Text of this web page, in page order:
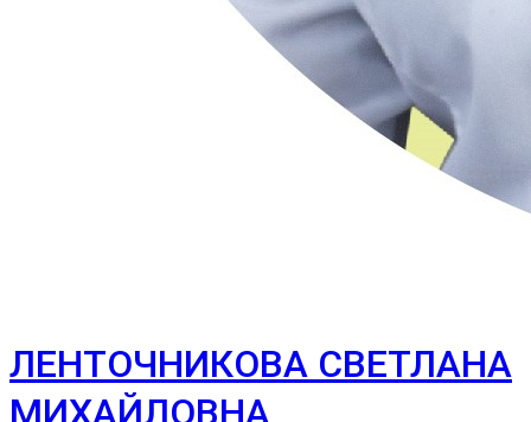
ЛЕНТОЧНИКОВА СВЕТЛАНА
МИХАЙЛОВНА